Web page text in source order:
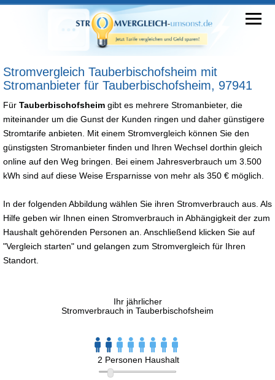
Stromvergleich Tauberbischofsheim mit
Stromanbieter für Tauberbischofsheim, 97941
Für Tauberbischofsheim gibt es mehrere Stromanbieter, die
miteinander um die Gunst der Kunden ringen und daher günstigere
Stromtarife anbieten. Mit einem Stromvergleich können Sie den
günstigsten Stromanbieter finden und Ihren Wechsel dorthin gleich
online auf den Weg bringen. Bei einem Jahresverbrauch um 3.500
kWh sind auf diese Weise Ersparnisse von mehr als 350 € möglich.
In der folgenden Abbildung wählen Sie ihren Stromverbrauch aus. Als
Hilfe geben wir Ihnen einen Stromverbrauch in Abhängigkeit der zum
Haushalt gehörenden Personen an. Anschließend klicken Sie auf
"Vergleich starten" und gelangen zum Stromvergleich für Ihren
Standort.
Ihr jährlicher
Stromverbrauch in Tauberbischofsheim
2 Personen Haushalt